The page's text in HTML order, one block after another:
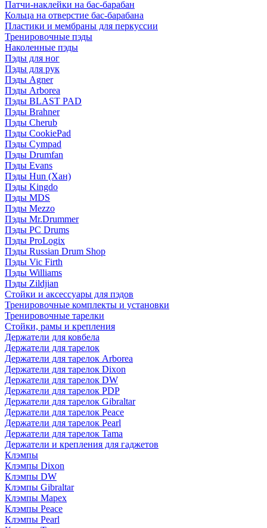
Патчи-наклейки на бас-барабан
Кольца на отверстие бас-барабана
Пластики и мембраны для перкуссии
Тренировочные пэды
Наколенные пэды
Пэды для ног
Пэды для рук
Пэды Agner
Пэды Arborea
Пэды BLAST PAD
Пэды Brahner
Пэды Cherub
Пэды CookiePad
Пэды Cympad
Пэды Drumfan
Пэды Evans
Пэды Hun (Хан)
Пэды Kingdo
Пэды MDS
Пэды Mezzo
Пэды Mr.Drummer
Пэды PC Drums
Пэды ProLogix
Пэды Russian Drum Shop
Пэды Vic Firth
Пэды Williams
Пэды Zildjian
Стойки и аксессуары для пэдов
Тренировочные комплекты и установки
Тренировочные тарелки
Стойки, рамы и крепления
Держатели для ковбела
Держатели для тарелок
Держатели для тарелок Arborea
Держатели для тарелок Dixon
Держатели для тарелок DW
Держатели для тарелок PDP
Держатели для тарелок Gibraltar
Держатели для тарелок Peace
Держатели для тарелок Pearl
Держатели для тарелок Tama
Держатели и крепления для гаджетов
Клэмпы
Клэмпы Dixon
Клэмпы DW
Клэмпы Gibraltar
Клэмпы Mapex
Клэмпы Peace
Клэмпы Pearl